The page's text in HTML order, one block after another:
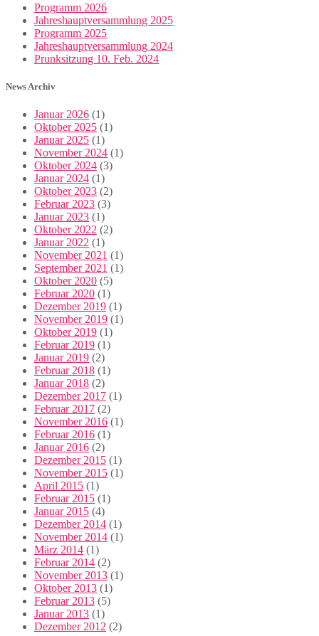
Programm 2026
Jahreshauptversammlung 2025
Programm 2025
Jahreshauptversammlung 2024
Prunksitzung 10. Feb. 2024
News Archiv
Januar 2026 (1)
Oktober 2025 (1)
Januar 2025 (1)
November 2024 (1)
Oktober 2024 (3)
Januar 2024 (1)
Oktober 2023 (2)
Februar 2023 (3)
Januar 2023 (1)
Oktober 2022 (2)
Januar 2022 (1)
November 2021 (1)
September 2021 (1)
Oktober 2020 (5)
Februar 2020 (1)
Dezember 2019 (1)
November 2019 (1)
Oktober 2019 (1)
Februar 2019 (1)
Januar 2019 (2)
Februar 2018 (1)
Januar 2018 (2)
Dezember 2017 (1)
Februar 2017 (2)
November 2016 (1)
Februar 2016 (1)
Januar 2016 (2)
Dezember 2015 (1)
November 2015 (1)
April 2015 (1)
Februar 2015 (1)
Januar 2015 (4)
Dezember 2014 (1)
November 2014 (1)
März 2014 (1)
Februar 2014 (2)
November 2013 (1)
Oktober 2013 (1)
Februar 2013 (5)
Januar 2013 (1)
Dezember 2012 (2)